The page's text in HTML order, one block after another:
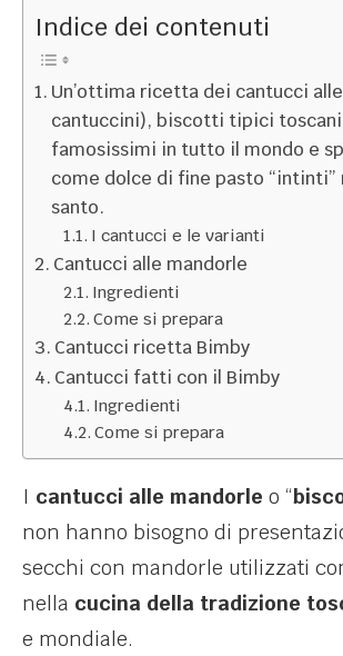
Indice dei contenuti
Un’ottima ricetta dei cantucci
cantuccini), biscotti tipici toscani
famosissimi in tutto il mondo e
come dolce di fine pasto “intinti”
santo.
I cantucci e le varianti
Cantucci alle mandorle
Ingredienti
Come si prepara
Cantucci ricetta Bimby
Cantucci fatti con il Bimby
Ingredienti
Come si prepara
I cantucci alle mandorle o “
non hanno bisogno di
secchi con mandorle utilizzati
nella cucina della tradizione
e mondiale.